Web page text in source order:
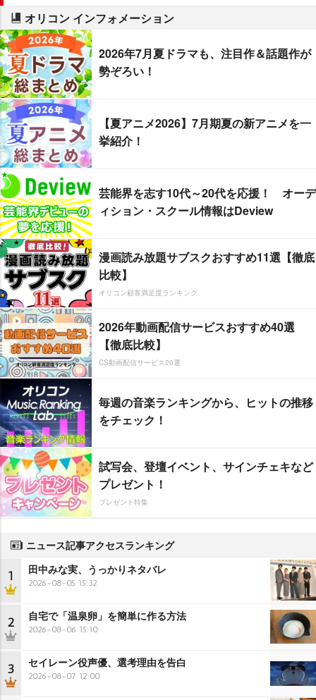
オリコン インフォメーション
2026年7月夏ドラマも、注目作＆話題作が
勢ぞろい！
【夏アニメ2026】7月期夏の新アニメを一
挙紹介！
芸能界を志す10代～20代を応援！ オーデ
ィション・スクール情報はDeview
漫画読み放題サブスクおすすめ11選【徹底
比較】
オリコン顧客満足度ランキング
2026年動画配信サービスおすすめ40選
【徹底比較】
CS動画配信サービス20選
毎週の音楽ランキングから、ヒットの推移
をチェック！
試写会、登壇イベント、サインチェキなど
プレゼント！
プレゼント特集
ニュース記事アクセスランキング
1 田中みな実、うっかりネタバレ
2026-08-05 15:32
2 自宅で「温泉卵」を簡単に作る方法
2026-08-06 15:10
3 セイレーン役声優、選考理由を告白
2026-08-07 12:00